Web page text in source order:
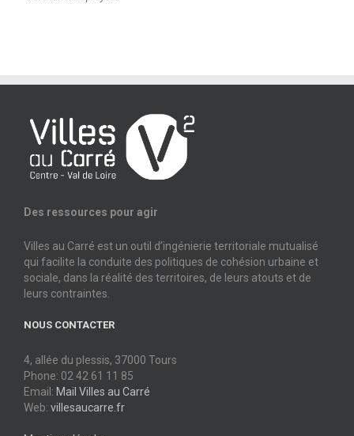
Des ressources pour agir
Villes au Carré est un outil d’ingénierie territoriale mutualisé
sociale, dans la réalité des territoires, de leurs atouts et de
leurs contraintes.
NOUS CONTACTER
4, allée du plessis, 37000 Tours
Email:Mail Villes au Carré
Web:villesaucarre.fr
Mentions légales